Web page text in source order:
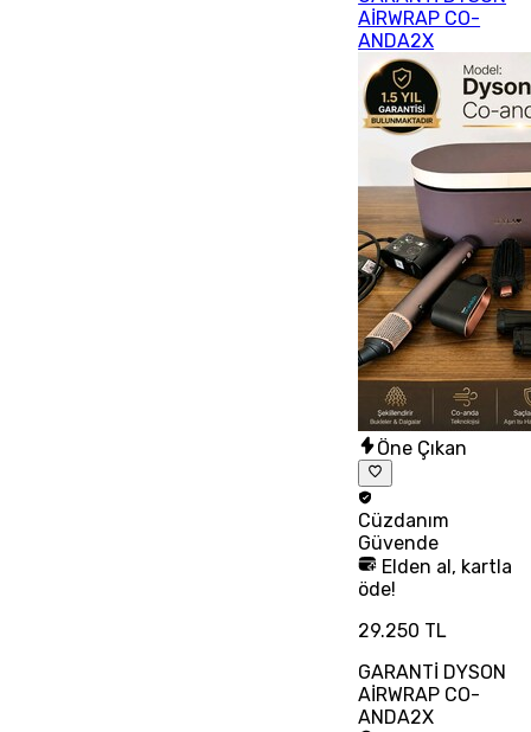
AİRWRAP CO-
ANDA2X
Öne Çıkan
Cüzdanım
Güvende
Elden al, kartla
öde!
29.250 TL
GARANTİ DYSON
AİRWRAP CO-
ANDA2X